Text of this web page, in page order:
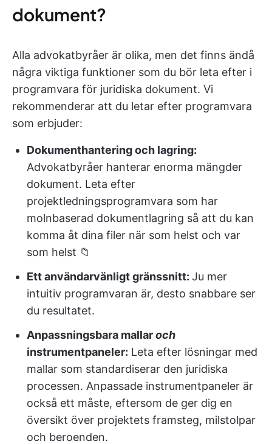
dokument?
Alla advokatbyråer är olika, men det finns ändå
några viktiga funktioner som du bör leta efter i
programvara för juridiska dokument. Vi
rekommenderar att du letar efter programvara
som erbjuder:
Dokumenthantering och lagring:
Advokatbyråer hanterar enorma mängder
dokument. Leta efter
projektledningsprogramvara som har
molnbaserad dokumentlagring så att du kan
komma åt dina filer när som helst och var
som helst 📁
Ett användarvänligt gränssnitt: Ju mer
intuitiv programvaran är, desto snabbare ser
du resultatet.
Anpassningsbara mallaroch
instrumentpaneler: Leta efter lösningar med
mallar som standardiserar den juridiska
processen. Anpassade instrumentpaneler är
också ett måste, eftersom de ger dig en
översikt över projektets framsteg, milstolpar
och beroenden.